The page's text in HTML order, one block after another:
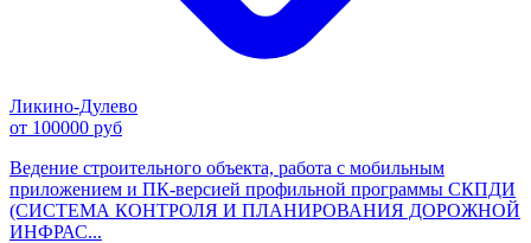
Ликино-Дулево
от 100000 руб
Ведение строительного объекта, работа с мобильным
приложением и ПК-версией профильной программы СКПДИ
(СИСТЕМА КОНТРОЛЯ И ПЛАНИРОВАНИЯ ДОРОЖНОЙ
ИНФРАС...